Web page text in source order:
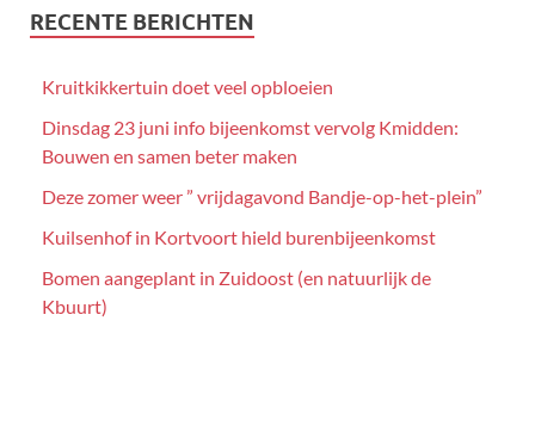
RECENTE BERICHTEN
Kruitkikkertuin doet veel opbloeien
Dinsdag 23 juni info bijeenkomst vervolg Kmidden:
Bouwen en samen beter maken
Deze zomer weer ” vrijdagavond Bandje-op-het-plein”
Kuilsenhof in Kortvoort hield burenbijeenkomst
Bomen aangeplant in Zuidoost (en natuurlijk de
Kbuurt)